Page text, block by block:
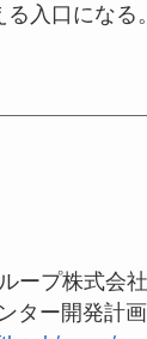
入口になる。
ープ株式会
ター開発計画